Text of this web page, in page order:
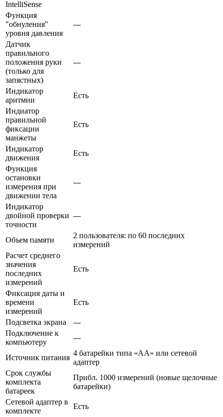
IntelliSense
Функция
"обнуления"
уровня давления
---
Датчик
правильного
положения руки
(только для
запястных)
---
Индикатор
аритмии
Есть
Индиатор
правильной
фиксации
манжеты
Есть
Индикатор
движения
Есть
Функция
остановки
измерения при
движении тела
---
Индикатор
двойной проверки
точности
---
Объем памяти
2 пользователя: по 60 последних
измерений
Расчет среднего
значения
последних
измерений
Есть
Фиксация даты и
времени
измерений
Есть
Подсветка экрана
---
Подключение к
компьютеру
---
Источник питания
4 батарейки типа «AA» или сетевой
адаптер
Срок службы
комплекта
батареек
Прибл. 1000 измерений (новые щелочные
батарейки)
Сетевой адаптер в
комплекте
Есть